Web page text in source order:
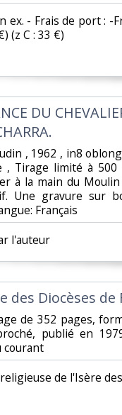
ex. - Frais de port : -
(z C : 33 €)
DU
, 1962 , in8
, Tirage limité à 500
à la main du
Une gravure sur
Français
l'auteur
des Diocèses de
de 352 pages,
publié en
courant‎
de l'Isère